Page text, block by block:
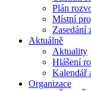
Plán
Místní
Zasedání
Aktuálně
Aktuality
Hlášení
Kalendář
Organizace